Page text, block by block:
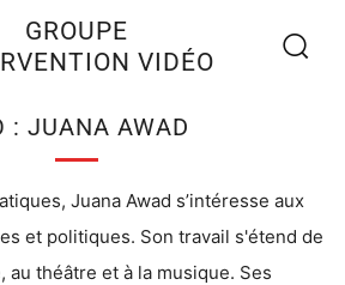
GROUPE
VIDÉO
: JUANA AWAD
Juana Awad s’intéresse aux
et politiques. Son travail s'étend de
au théâtre et à la musique. Ses